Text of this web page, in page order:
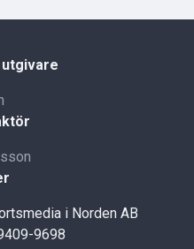
i Norden AB
9698